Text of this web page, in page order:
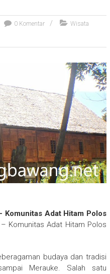
0 Komentar Wisata
Komunitas Adat Hitam Polos
Komunitas Adat Hitam Polos
budaya dan tradisi
Merauke. Salah satu